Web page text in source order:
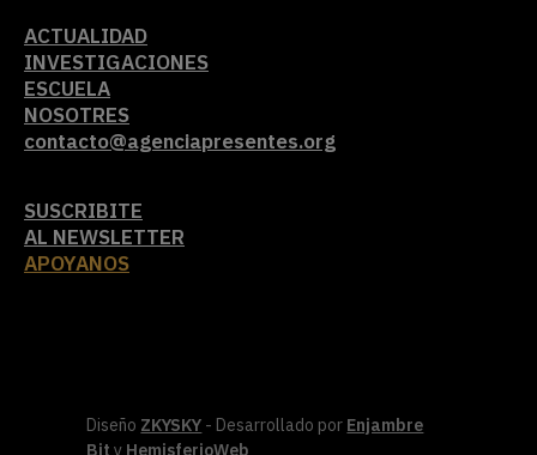
ACTUALIDAD
INVESTIGACIONES
ESCUELA
NOSOTRES
contacto@agenciapresentes.org
SUSCRIBITE
AL NEWSLETTER
APOYANOS
Diseño ZKYSKY - Desarrollado por Enjambre
Bit y HemisferioWeb